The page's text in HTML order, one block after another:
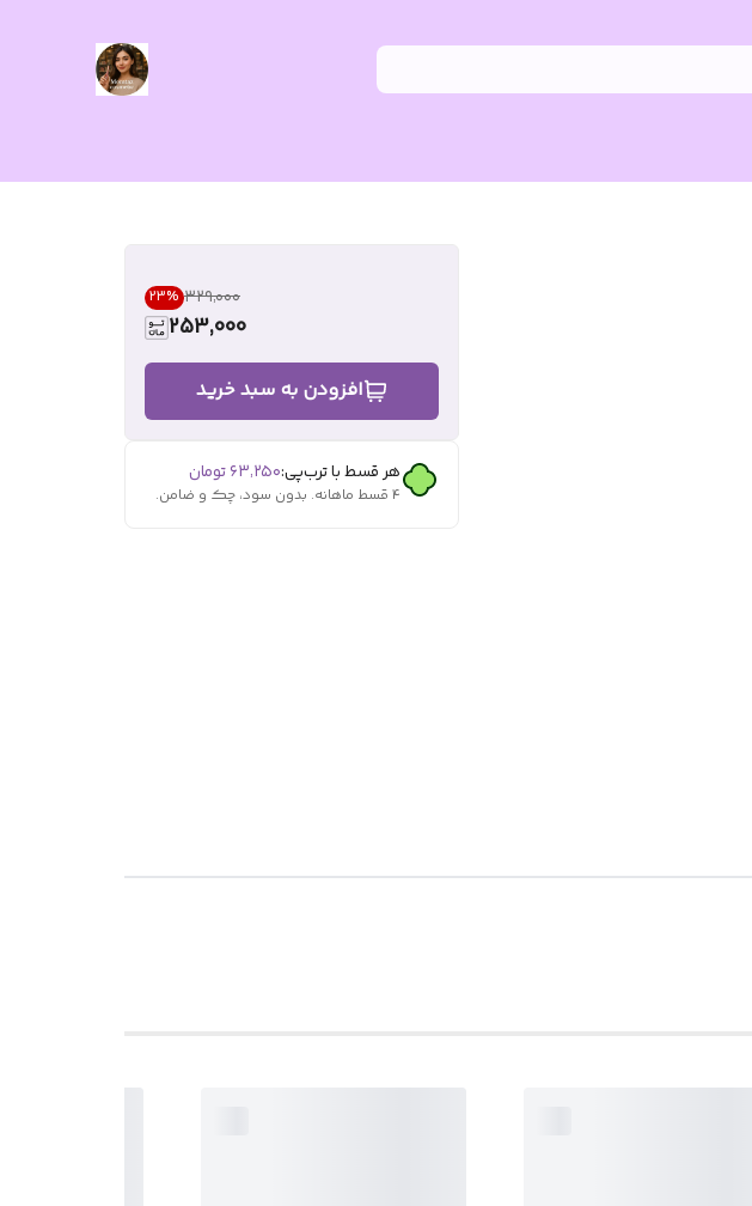
۳۲۹٬۰۰۰ 23%
253,000
افزودن به سبد خرید
هر قسط با ترب‌پی:۶۳٬۲۵۰تومان
۴ قسط ماهانه. بدون سود، چک و ضامن.